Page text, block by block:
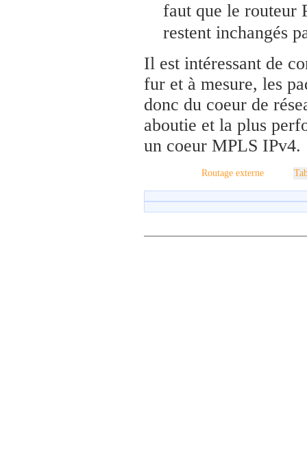
faut que le routeur
restent inchangés
Il est intéressant de
fur et à mesure, les
donc du coeur de
aboutie et la plus
un coeur MPLS IPv4.
Routage externe